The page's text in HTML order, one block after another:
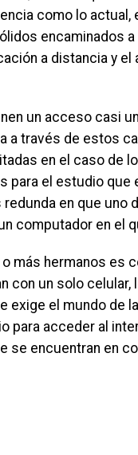
como lo
encaminados
a distancia y
un acceso casi
a través de estos
en el caso de
para el estudio
en que uno
computador en el
o más hermanos
con un solo
exige el mundo de
para acceder al
se encuentran en